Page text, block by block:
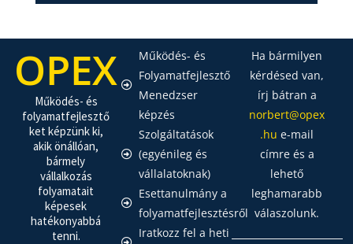
OPEX
Működés- és
folyamatfejlesztő
ket képzünk ki,
akik önállóan,
bármely
vállalkozás
folyamatait
képesek
hatékonyabbá
tenni.
Működés- és
Folyamatfejlesztő
Menedzser
képzés
Szolgáltatások
(egyénileg és
vállalatoknak)
Esettanulmány a
folyamatfejlesztésről
Iratkozz fel a heti
Ha bármilyen
kérdésed van,
írj bátran a
norbert@opex
.hu e-mail
címre és a
lehető
leghamarabb
válaszolunk.